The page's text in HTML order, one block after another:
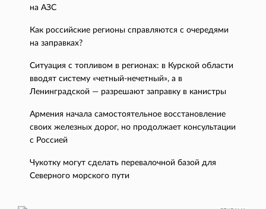
на АЗС
Как российские регионы справляются с очередями
на заправках?
Ситуация с топливом в регионах: в Курской области
вводят систему «четный-нечетный», а в
Ленинградской — разрешают заправку в канистры
Армения начала самостоятельное восстановление
своих железных дорог, но продолжает консультации
с Россией
Чукотку могут сделать перевалочной базой для
Северного морского пути